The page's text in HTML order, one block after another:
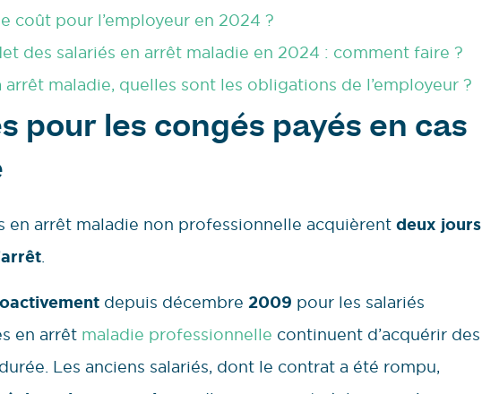
coût pour l’employeur en 2024 ?
des salariés en arrêt maladie en 2024 : comment faire ?
maladie, quelles sont les obligations de l’employeur ?
pour les congés payés en cas
en arrêt maladie non professionnelle acquièrent deux jours
.
depuis décembre 2009 pour les salariés
en arrêt maladie professionnelle continuent d’acquérir des
Les anciens salariés, dont le contrat a été rompu,